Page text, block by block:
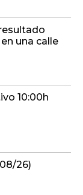
una calle
10:00h
26)